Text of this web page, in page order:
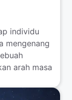
individu
mengenang
arah masa